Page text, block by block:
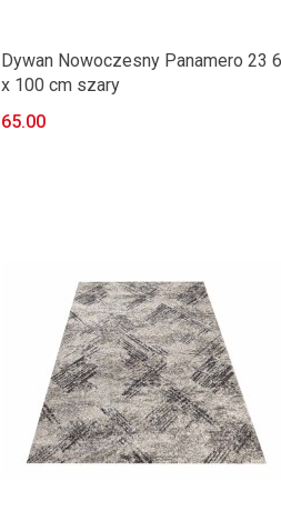
Dywan Nowoczesny Panamero 23
x 100 cm szary
65.00